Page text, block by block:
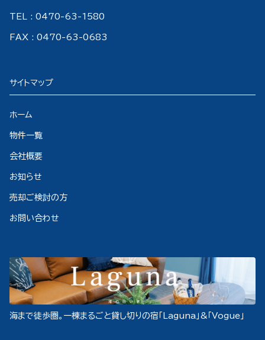
TEL : 0470-63-1580
FAX : 0470-63-0683
サイトマップ
ホーム
物件一覧
会社概要
お知らせ
売却ご検討の方
お問い合わせ
海まで徒歩圏。一棟まるごと貸し切りの宿「Laguna」&「Vogue」